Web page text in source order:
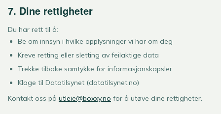
7. Dine rettigheter
Du har rett til å:
Be om innsyn i hvilke opplysninger vi har om deg
Kreve retting eller sletting av feilaktige data
Trekke tilbake samtykke for informasjonskapsler
Klage til Datatilsynet (datatilsynet.no)
Kontakt oss på utleie@boxxy.no for å utøve dine rettigheter.